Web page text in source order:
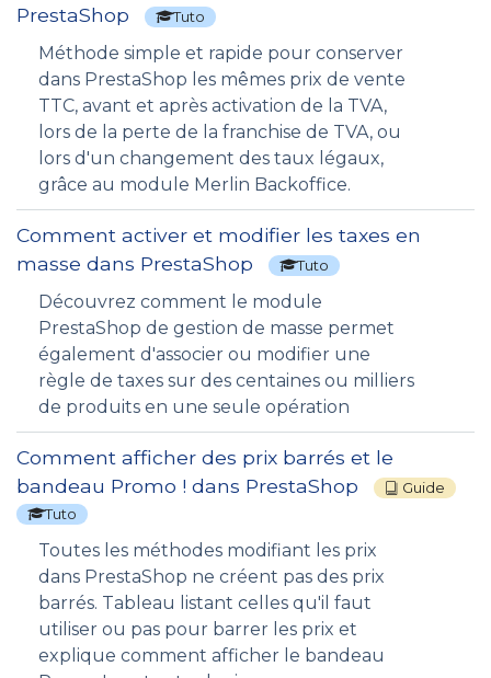
PrestaShop
Tuto
Méthode simple et rapide pour conserver
dans PrestaShop les mêmes prix de vente
TTC, avant et après activation de la TVA,
lors de la perte de la franchise de TVA, ou
lors d'un changement des taux légaux,
grâce au module Merlin Backoffice.
Comment activer et modifier les taxes en
masse dans PrestaShop
Tuto
Découvrez comment le module
PrestaShop de gestion de masse permet
également d'associer ou modifier une
règle de taxes sur des centaines ou milliers
de produits en une seule opération
Comment afficher des prix barrés et le
bandeau Promo ! dans PrestaShop
Guide
Tuto
Toutes les méthodes modifiant les prix
dans PrestaShop ne créent pas des prix
barrés. Tableau listant celles qu'il faut
utiliser ou pas pour barrer les prix et
explique comment afficher le bandeau